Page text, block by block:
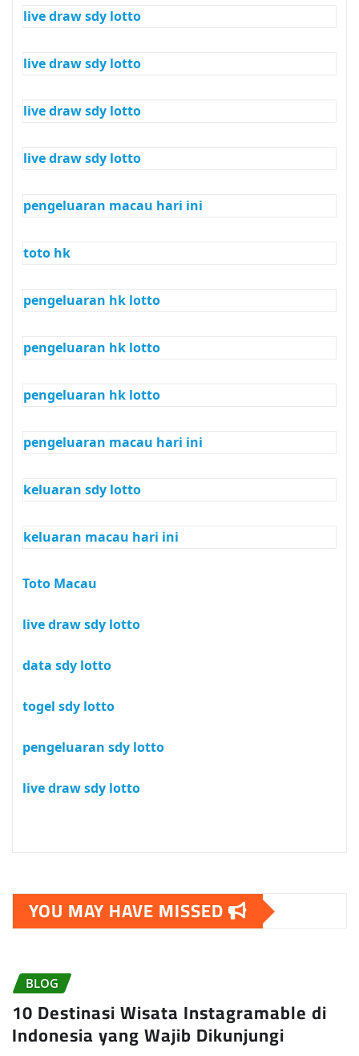
live draw sdy lotto
live draw sdy lotto
live draw sdy lotto
live draw sdy lotto
pengeluaran macau hari ini
toto hk
pengeluaran hk lotto
pengeluaran hk lotto
pengeluaran hk lotto
pengeluaran macau hari ini
keluaran sdy lotto
keluaran macau hari ini
Toto Macau
live draw sdy lotto
data sdy lotto
togel sdy lotto
pengeluaran sdy lotto
live draw sdy lotto
YOU MAY HAVE MISSED
BLOG
10 Destinasi Wisata Instagramable di
Indonesia yang Wajib Dikunjungi